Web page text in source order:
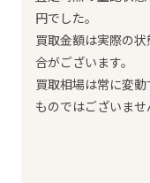
円でした。
買取金額は実際の
合がございます。
買取相場は常に変
ものではございませ